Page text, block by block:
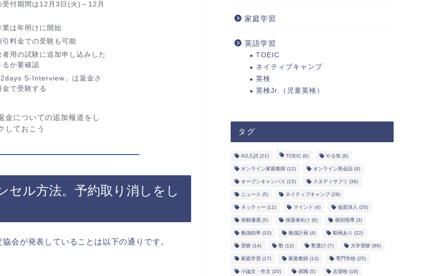
受付期間は12月3日(火)～12月
業は年明けに開始
引料金での受験も可能
用の試験に追加申し込みした
るか要確認
2days S-Interview」は返金さ
で受験する
金についての追加報道をし
しておこう
セル方法。予約取り消しをし
会が発表していることは以下の通りです。
家庭学習
英語学習
TOEIC
ネイティブキャンプ
英検
英検Jr.（児童英検）
タグ
AO入試(21) TOEIC(6) やる気(6)
オンライン家庭教師 (12) オンライン英会話(4)
オープンキャンパス (15) スタディサプリ (38)
ニュース (5) ネイティブキャンプ(29)
ネッティー (11) マインド (4) 仮面浪人 (20)
併願優遇 (5) 保護者向け (6) 個別指導 (3)
勉強効率(10) 勉強計画(4) 動画あり (22)
受験(14) 塾(12) 塾選び(7) 大学受験(99)
家庭学習 (17) 家庭教師 (13) 専門学校 (25)
小論文・作文(20) 就職 (5) 志望校 (18)